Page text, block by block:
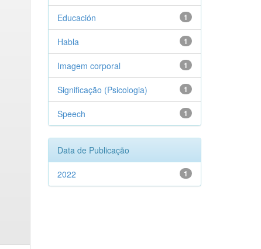
1
Educación
1
Habla
1
Imagem corporal
1
Significação (Psicologia)
1
Speech
Data de Publicação
1
2022